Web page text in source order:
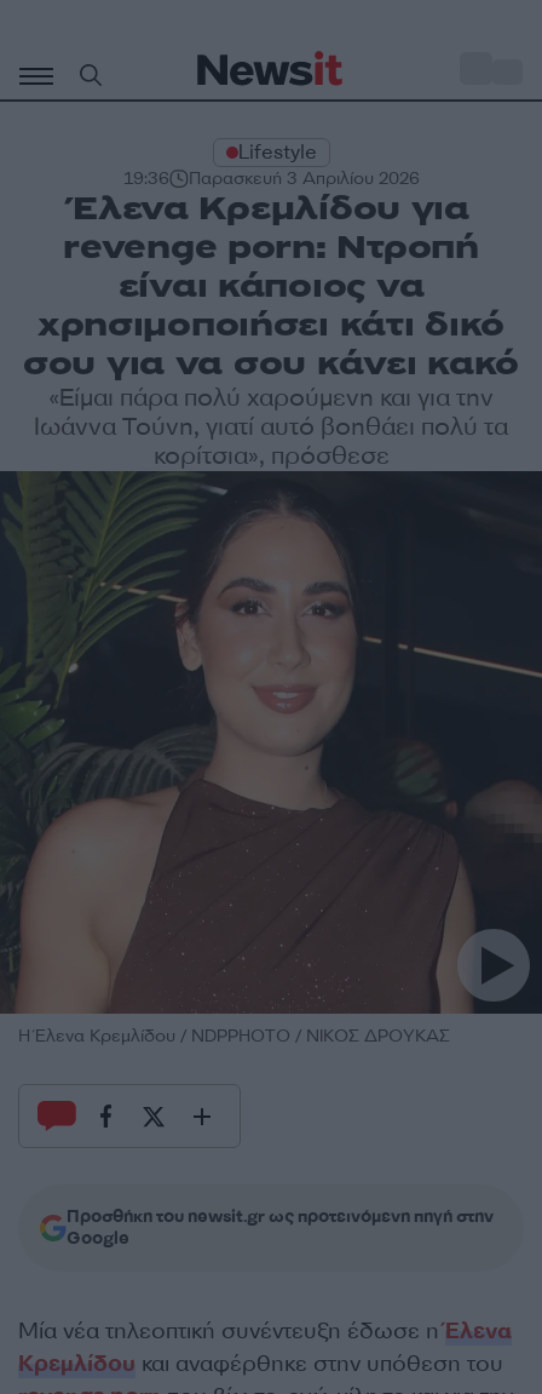
περιεχόμενο
Lifestyle
19:36 Παρασκευή 3 Απριλίου 2026
Έλενα Κρεμλίδου για
revenge porn: Ντροπή
είναι κάποιος να
χρησιμοποιήσει κάτι δικό
σου για να σου κάνει κακό
«Είμαι πάρα πολύ χαρούμενη και για την
Ιωάννα Τούνη, γιατί αυτό βοηθάει πολύ τα
κορίτσια», πρόσθεσε
H Έλενα Κρεμλίδου / NDPPHOTO / ΝΙΚΟΣ ΔΡΟΥΚΑΣ
Προσθήκη του newsit.gr ως προτεινόμενη πηγή στην
Google
Μία νέα τηλεοπτική συνέντευξη έδωσε ηΈλενα
Κρεμλίδου και αναφέρθηκε στην υπόθεση του